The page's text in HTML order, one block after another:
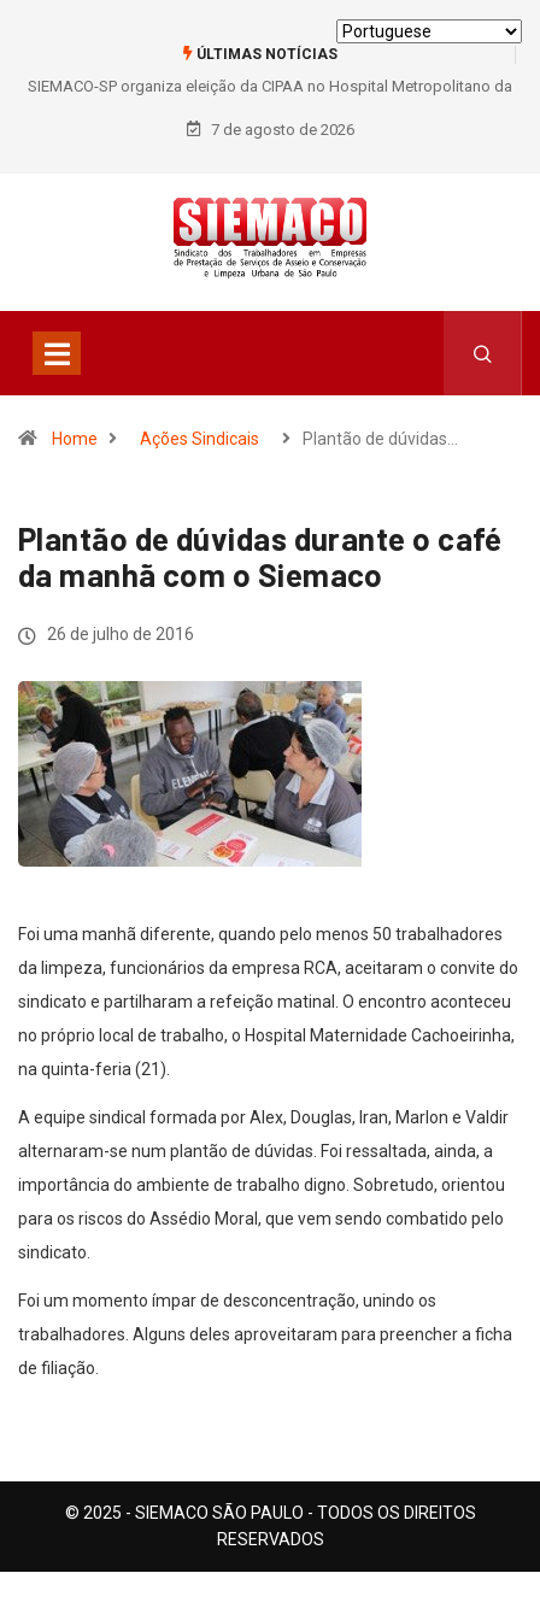
ÚLTIMAS NOTÍCIAS
SIEMACO-SP organiza eleição da CIPAA no Hospital Metropolitano da
Lapa e fortalece participação dos trabalhadores
7 de agosto de 2026
Home Ações Sindicais Plantão de dúvidas…
Plantão de dúvidas durante o café
da manhã com o Siemaco
26 de julho de 2016
Foi uma manhã diferente, quando pelo menos 50 trabalhadores
da limpeza, funcionários da empresa RCA, aceitaram o convite do
sindicato e partilharam a refeição matinal. O encontro aconteceu
no próprio local de trabalho, o Hospital Maternidade Cachoeirinha,
na quinta-feria (21).
A equipe sindical formada por Alex, Douglas, Iran, Marlon e Valdir
alternaram-se num plantão de dúvidas. Foi ressaltada, ainda, a
importância do ambiente de trabalho digno. Sobretudo, orientou
para os riscos do Assédio Moral, que vem sendo combatido pelo
sindicato.
Foi um momento ímpar de desconcentração, unindo os
trabalhadores. Alguns deles aproveitaram para preencher a ficha
de filiação.
© 2025 - SIEMACO SÃO PAULO - TODOS OS DIREITOS
RESERVADOS